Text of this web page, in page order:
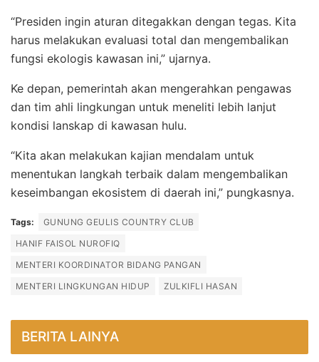
“Presiden ingin aturan ditegakkan dengan tegas. Kita
harus melakukan evaluasi total dan mengembalikan
fungsi ekologis kawasan ini,” ujarnya.
Ke depan, pemerintah akan mengerahkan pengawas
dan tim ahli lingkungan untuk meneliti lebih lanjut
kondisi lanskap di kawasan hulu.
“Kita akan melakukan kajian mendalam untuk
menentukan langkah terbaik dalam mengembalikan
keseimbangan ekosistem di daerah ini,” pungkasnya.
Tags:
GUNUNG GEULIS COUNTRY CLUB
HANIF FAISOL NUROFIQ
MENTERI KOORDINATOR BIDANG PANGAN
MENTERI LINGKUNGAN HIDUP
ZULKIFLI HASAN
BERITA LAINYA